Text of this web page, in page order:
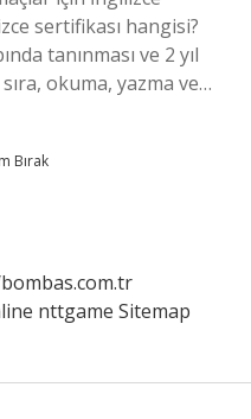
sertifikası hangisi?
tanınması ve 2 yıl
okuma, yazma ve…
Bırak
nttgame Sitemap